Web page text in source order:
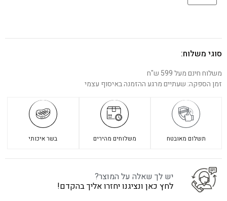
סוגי משלוח:
משלוח חינם מעל 599 ש"ח
זמן הספקה: שעתיים מרגע ההזמנה באיסוף עצמי
תשלום מאובטח משלוחים מהירים בשר איכותי
יש לך שאלה על המוצר?
לחץ כאן ונציגנו יחזרו אליך בהקדם!